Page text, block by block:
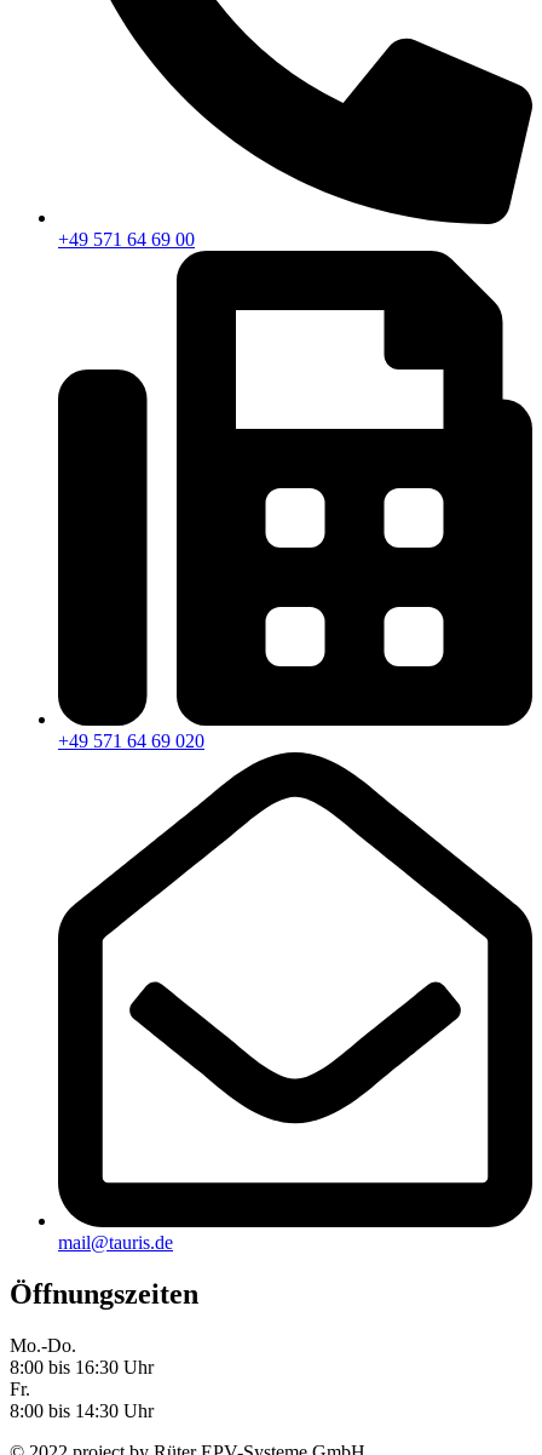
+49 571 64 69 00
+49 571 64 69 020
mail@tauris.de
Öffnungszeiten
Mo.-Do.
8:00 bis 16:30 Uhr
Fr.
8:00 bis 14:30 Uhr